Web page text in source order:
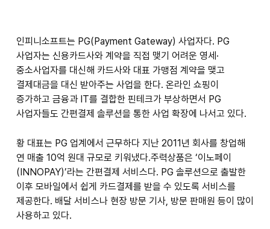
인피니소프트는 PG(Payment Gateway) 사업자다. PG
사업자는 신용카드사와 계약을 직접 맺기 어려운 영세·
중소사업자를 대신해 카드사와 대표 가맹점 계약을 맺고
결제대금을 대신 받아주는 사업을 한다. 온라인 쇼핑이
증가하고 금융과 IT를 결합한 핀테크가 부상하면서 PG
사업자들도 간편결제 솔루션을 통한 사업 확장에 나서고 있다.
황 대표는 PG 업계에서 근무하다 지난 2011년 회사를 창업해
연 매출 10억 원대 규모로 키워냈다.주력상품은 ‘이노페이
(INNOPAY)’라는 간편결제 서비스다. PG 솔루션으로 출발한
이후 모바일에서 쉽게 카드결제를 받을 수 있도록 서비스를
제공한다. 배달 서비스나 현장 방문 기사, 방문 판매원 등이 많이
사용하고 있다.